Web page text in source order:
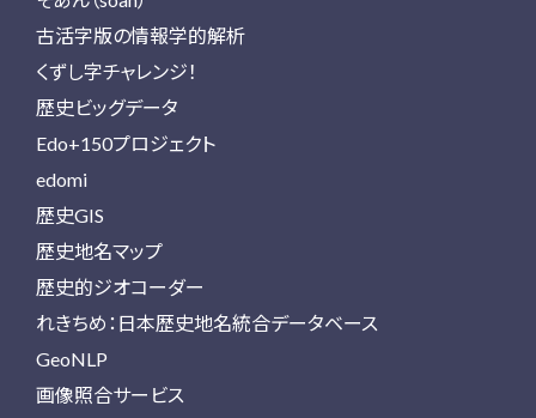
古活字版の情報学的解析
くずし字チャレンジ！
歴史ビッグデータ
Edo+150プロジェクト
edomi
歴史GIS
歴史地名マップ
歴史的ジオコーダー
れきちめ：日本歴史地名統合データベース
GeoNLP
画像照合サービス